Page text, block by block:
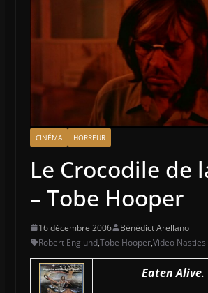
CINÉMA HORREUR
Le Crocodile de
– Tobe Hooper
16 décembre 2006
Bénédict Arellano
Robert Englund,Tobe Hooper,Video Nasties
Eaten Alive.